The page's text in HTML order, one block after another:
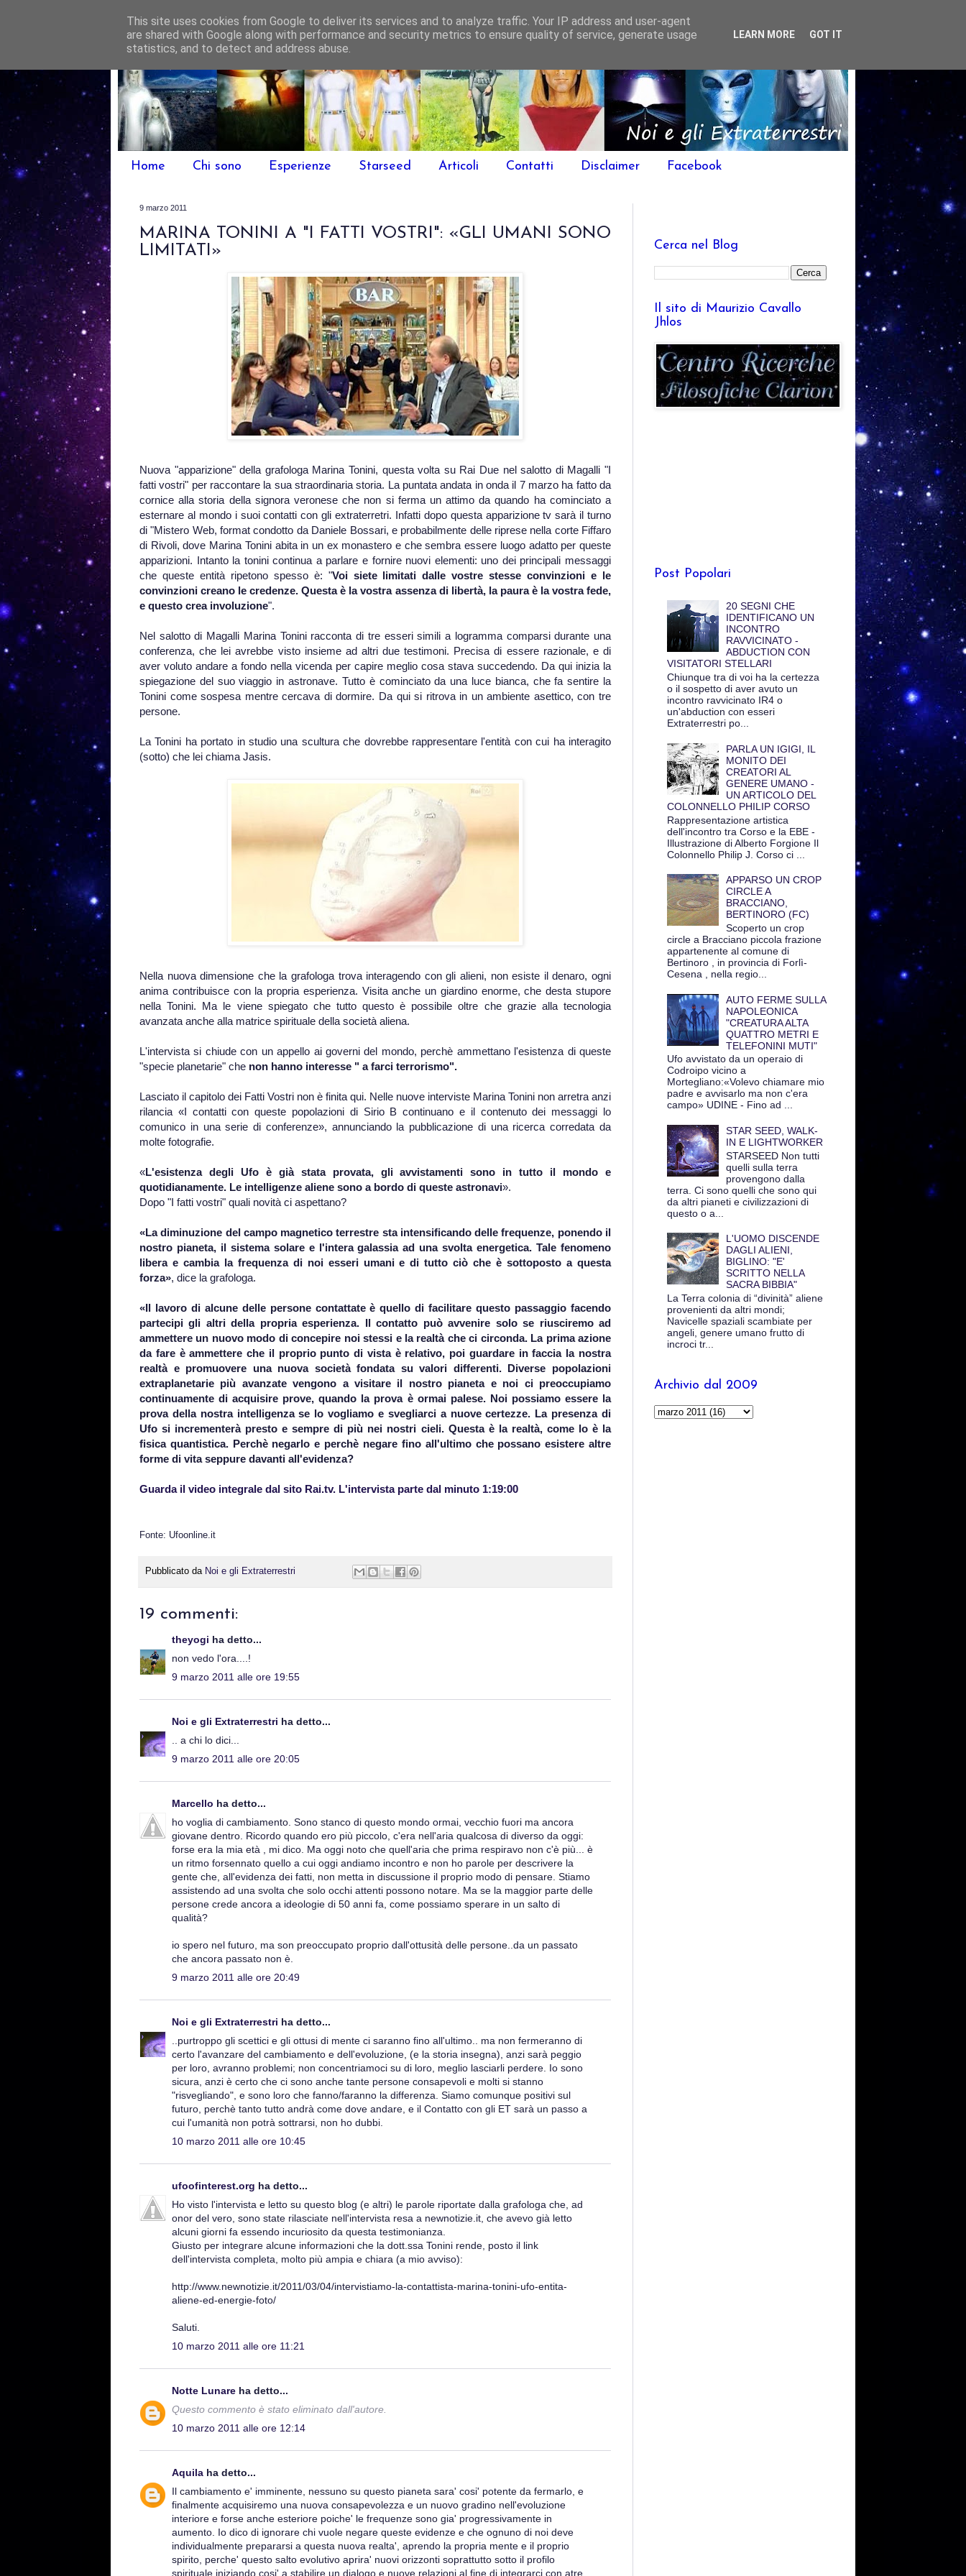
Home Chi sono Esperienze Starseed Articoli Contatti Disclaimer Facebook
9 marzo 2011
MARINA TONINI A "I FATTI VOSTRI": «GLI UMANI SONO
LIMITATI»
Nuova "apparizione" della grafologa Marina Tonini, questa volta su Rai Due nel salotto di Magalli "I
fatti vostri" per raccontare la sua straordinaria storia. La puntata andata in onda il 7 marzo ha fatto da
cornice alla storia della signora veronese che non si ferma un attimo da quando ha cominciato a
esternare al mondo i suoi contatti con gli extraterretri. Infatti dopo questa apparizione tv sarà il turno
di "Mistero Web, format condotto da Daniele Bossari, e probabilmente delle riprese nella corte Fiffaro
di Rivoli, dove Marina Tonini abita in un ex monastero e che sembra essere luogo adatto per queste
apparizioni. Intanto la tonini continua a parlare e fornire nuovi elementi: uno dei principali messaggi
che queste entità ripetono spesso è: "Voi siete limitati dalle vostre stesse convinzioni e le
convinzioni creano le credenze. Questa è la vostra assenza di libertà, la paura è la vostra fede,
e questo crea involuzione".
Nel salotto di Magalli Marina Tonini racconta di tre esseri simili a logramma comparsi durante una
conferenza, che lei avrebbe visto insieme ad altri due testimoni. Precisa di essere razionale, e di
aver voluto andare a fondo nella vicenda per capire meglio cosa stava succedendo. Da qui inizia la
spiegazione del suo viaggio in astronave. Tutto è cominciato da una luce bianca, che fa sentire la
Tonini come sospesa mentre cercava di dormire. Da qui si ritrova in un ambiente asettico, con tre
persone.
La Tonini ha portato in studio una scultura che dovrebbe rappresentare l'entità con cui ha interagito
(sotto) che lei chiama Jasis.
Nella nuova dimensione che la grafologa trova interagendo con gli alieni, non esiste il denaro, ogni
anima contribuisce con la propria esperienza. Visita anche un giardino enorme, che desta stupore
nella Tonini. Ma le viene spiegato che tutto questo è possibile oltre che grazie alla tecnologia
avanzata anche alla matrice spirituale della società aliena.
L'intervista si chiude con un appello ai governi del mondo, perchè ammettano l'esistenza di queste
"specie planetarie" che non hanno interesse " a farci terrorismo".
Lasciato il capitolo dei Fatti Vostri non è finita qui. Nelle nuove interviste Marina Tonini non arretra anzi
rilancia «I contatti con queste popolazioni di Sirio B continuano e il contenuto dei messaggi lo
comunico in una serie di conferenze», annunciando la pubblicazione di una ricerca corredata da
molte fotografie.
«L'esistenza degli Ufo è già stata provata, gli avvistamenti sono in tutto il mondo e
quotidianamente. Le intelligenze aliene sono a bordo di queste astronavi».
Dopo "I fatti vostri" quali novità ci aspettano?
«La diminuzione del campo magnetico terrestre sta intensificando delle frequenze, ponendo il
nostro pianeta, il sistema solare e l'intera galassia ad una svolta energetica. Tale fenomeno
libera e cambia la frequenza di noi esseri umani e di tutto ciò che è sottoposto a questa
forza», dice la grafologa.
«Il lavoro di alcune delle persone contattate è quello di facilitare questo passaggio facendo
partecipi gli altri della propria esperienza. Il contatto può avvenire solo se riusciremo ad
ammettere un nuovo modo di concepire noi stessi e la realtà che ci circonda. La prima azione
da fare è ammettere che il proprio punto di vista è relativo, poi guardare in faccia la nostra
realtà e promuovere una nuova società fondata su valori differenti. Diverse popolazioni
extraplanetarie più avanzate vengono a visitare il nostro pianeta e noi ci preoccupiamo
continuamente di acquisire prove, quando la prova è ormai palese. Noi possiamo essere la
prova della nostra intelligenza se lo vogliamo e svegliarci a nuove certezze. La presenza di
Ufo si incrementerà presto e sempre di più nei nostri cieli. Questa è la realtà, come lo è la
fisica quantistica. Perchè negarlo e perchè negare fino all'ultimo che possano esistere altre
forme di vita seppure davanti all'evidenza?
Guarda il video integrale dal sito Rai.tv. L'intervista parte dal minuto 1:19:00
Fonte: Ufoonline.it
Pubblicato da Noi e gli Extraterrestri
19 commenti:
theyogi ha detto...
non vedo l'ora....!
9 marzo 2011 alle ore 19:55
Noi e gli Extraterrestri ha detto...
.. a chi lo dici...
9 marzo 2011 alle ore 20:05
Marcello ha detto...
ho voglia di cambiamento. Sono stanco di questo mondo ormai, vecchio fuori ma ancora
giovane dentro. Ricordo quando ero più piccolo, c'era nell'aria qualcosa di diverso da oggi:
forse era la mia età , mi dico. Ma oggi noto che quell'aria che prima respiravo non c'è più... è
un ritmo forsennato quello a cui oggi andiamo incontro e non ho parole per descrivere la
gente che, all'evidenza dei fatti, non metta in discussione il proprio modo di pensare. Stiamo
assistendo ad una svolta che solo occhi attenti possono notare. Ma se la maggior parte delle
persone crede ancora a ideologie di 50 anni fa, come possiamo sperare in un salto di
qualità?
io spero nel futuro, ma son preoccupato proprio dall'ottusità delle persone..da un passato
che ancora passato non è.
9 marzo 2011 alle ore 20:49
Noi e gli Extraterrestri ha detto...
..purtroppo gli scettici e gli ottusi di mente ci saranno fino all'ultimo.. ma non fermeranno di
certo l'avanzare del cambiamento e dell'evoluzione, (e la storia insegna), anzi sarà peggio
per loro, avranno problemi; non concentriamoci su di loro, meglio lasciarli perdere. Io sono
sicura, anzi è certo che ci sono anche tante persone consapevoli e molti si stanno
"risvegliando", e sono loro che fanno/faranno la differenza. Siamo comunque positivi sul
futuro, perchè tanto tutto andrà come dove andare, e il Contatto con gli ET sarà un passo a
cui l'umanità non potrà sottrarsi, non ho dubbi.
10 marzo 2011 alle ore 10:45
ufoofinterest.org ha detto...
Ho visto l'intervista e letto su questo blog (e altri) le parole riportate dalla grafologa che, ad
onor del vero, sono state rilasciate nell'intervista resa a newnotizie.it, che avevo già letto
alcuni giorni fa essendo incuriosito da questa testimonianza.
Giusto per integrare alcune informazioni che la dott.ssa Tonini rende, posto il link
dell'intervista completa, molto più ampia e chiara (a mio avviso):
http://www.newnotizie.it/2011/03/04/intervistiamo-la-contattista-marina-tonini-ufo-entita-
aliene-ed-energie-foto/
Saluti.
10 marzo 2011 alle ore 11:21
Notte Lunare ha detto...
Questo commento è stato eliminato dall'autore.
10 marzo 2011 alle ore 12:14
Aquila ha detto...
Il cambiamento e' imminente, nessuno su questo pianeta sara' cosi' potente da fermarlo, e
finalmente acquisiremo una nuova consapevolezza e un nuovo gradino nell'evoluzione
interiore e forse anche esteriore poiche' le frequenze sono gia' progressivamente in
aumento. Io dico di ignorare chi vuole negare queste evidenze e che ognuno di noi deve
individualmente prepararsi a questa nuova realta', aprendo la propria mente e il proprio
spirito, perche' questo salto evolutivo aprira' nuovi orizzonti soprattutto sotto il profilo
spirituale iniziando cosi' a stabilire un dialogo e nuove relazioni al fine di integrarci con atre
Cerca nel Blog
Il sito di Maurizio Cavallo
Jhlos
Post Popolari
20 SEGNI CHE
IDENTIFICANO UN
INCONTRO
RAVVICINATO -
ABDUCTION CON
VISITATORI STELLARI
Chiunque tra di voi ha la certezza
o il sospetto di aver avuto un
incontro ravvicinato IR4 o
un'abduction con esseri
Extraterrestri po...
PARLA UN IGIGI, IL
MONITO DEI
CREATORI AL
GENERE UMANO -
UN ARTICOLO DEL
COLONNELLO PHILIP CORSO
Rappresentazione artistica
dell'incontro tra Corso e la EBE -
Illustrazione di Alberto Forgione Il
Colonnello Philip J. Corso ci ...
APPARSO UN CROP
CIRCLE A
BRACCIANO,
BERTINORO (FC)
Scoperto un crop
circle a Bracciano piccola frazione
appartenente al comune di
Bertinoro , in provincia di Forlì-
Cesena , nella regio...
AUTO FERME SULLA
NAPOLEONICA
"CREATURA ALTA
QUATTRO METRI E
TELEFONINI MUTI"
Ufo avvistato da un operaio di
Codroipo vicino a
Mortegliano:«Volevo chiamare mio
padre e avvisarlo ma non c'era
campo» UDINE - Fino ad ...
STAR SEED, WALK-
IN E LIGHTWORKER
STARSEED Non tutti
quelli sulla terra
provengono dalla
terra. Ci sono quelli che sono qui
da altri pianeti e civilizzazioni di
questo o a...
L'UOMO DISCENDE
DAGLI ALIENI,
BIGLINO: "E'
SCRITTO NELLA
SACRA BIBBIA"
La Terra colonia di “divinità” aliene
provenienti da altri mondi;
Navicelle spaziali scambiate per
angeli, genere umano frutto di
incroci tr...
Archivio dal 2009
This site uses cookies from Google to deliver its services and to analyze traffic. Your IP address and user-agent
are shared with Google along with performance and security metrics to ensure quality of service, generate usage
statistics, and to detect and address abuse.
LEARN MORE GOT IT